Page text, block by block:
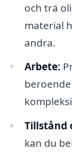
och trä
material
andra.
Arbete:
Tillstånd
kan du